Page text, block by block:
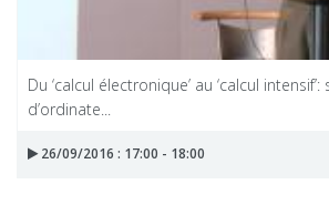
Du ‘calcul électronique’ au ‘calcul
d’ordinate...
26/09/2016 : 17:00 - 18:00